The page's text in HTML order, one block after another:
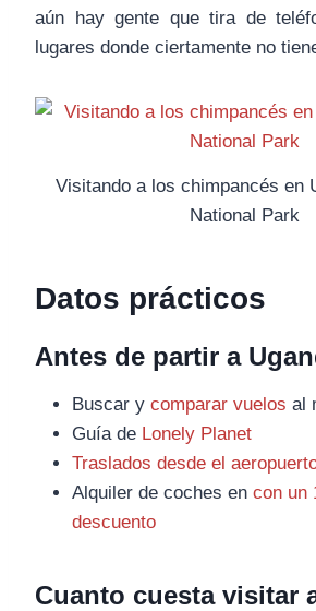
aún hay gente que tira de
lugares donde ciertamente no
Visitando a los chimpancés en
National Park
Datos prácticos
Antes de partir a
Buscar y comparar vuelos al
Guía de Lonely Planet
Traslados desde el
Alquiler de coches en con un
descuento
Cuanto cuesta visitar